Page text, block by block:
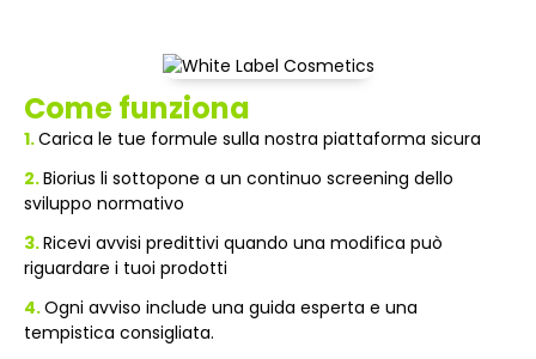
Come funziona
1.Carica le tue formule sulla nostra piattaforma sicura
2.Biorius li sottopone a un continuo screening dello
sviluppo normativo
3.Ricevi avvisi predittivi quando una modifica può
riguardare i tuoi prodotti
4.Ogni avviso include una guida esperta e una
tempistica consigliata.